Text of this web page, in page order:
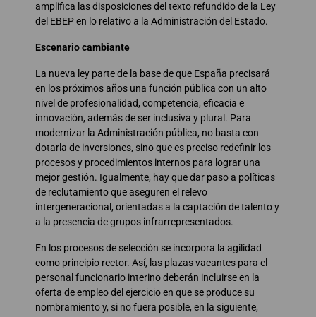
amplifica las disposiciones del texto refundido de la Ley
del EBEP en lo relativo a la Administración del Estado.
Escenario cambiante
La nueva ley parte de la base de que España precisará
en los próximos años una función pública con un alto
nivel de profesionalidad, competencia, eficacia e
innovación, además de ser inclusiva y plural. Para
modernizar la Administración pública, no basta con
dotarla de inversiones, sino que es preciso redefinir los
procesos y procedimientos internos para lograr una
mejor gestión. Igualmente, hay que dar paso a políticas
de reclutamiento que aseguren el relevo
intergeneracional, orientadas a la captación de talento y
a la presencia de grupos infrarrepresentados.
En los procesos de selección se incorpora la agilidad
como principio rector. Así, las plazas vacantes para el
personal funcionario interino deberán incluirse en la
oferta de empleo del ejercicio en que se produce su
nombramiento y, si no fuera posible, en la siguiente,